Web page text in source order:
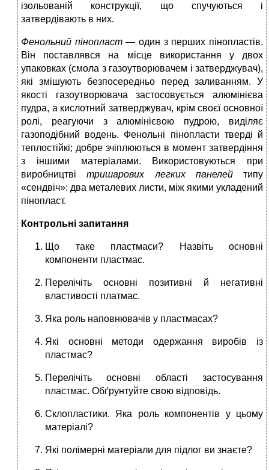
ізольованій конструкції, що спучуються і
затвердівають в них.
Фенольний пінопласт— один з перших пінопластів.
Він поставлявся на місце використання у двох
упаковках (смола з газоутворювачем і затверджувач),
які змішують безпосередньо перед заливанням. У
якості газоутворювача застосовується алюмінієва
пудра, а кислотний затверджувач, крім своєї основної
ролі, реагуючи з алюмінієвою пудрою, виділяє
газоподібний водень. Фенольні пінопласти тверді й
теплостійкі; добре зчіплюються в момент затвердіння
з іншими матеріалами. Використовуються при
виробництвітришарових легких панелей типу
«сендвіч»: два металевих листи, між якими укладений
пінопласт.
Контрольні запитання
Що таке пластмаси? Назвіть основні
компоненти пластмас.
Перелічіть основні позитивні й негативні
властивості платмас.
Яка роль наповнювачів у пластмасах?
Які основні методи одержання виробів із
пластмас?
Перелічіть основні області застосування
пластмас. Обґрунтуйте свою відповідь.
Склопластики. Яка роль компонентів у цьому
матеріалі?
Які полімерні матеріали для підлог ви знаєте?